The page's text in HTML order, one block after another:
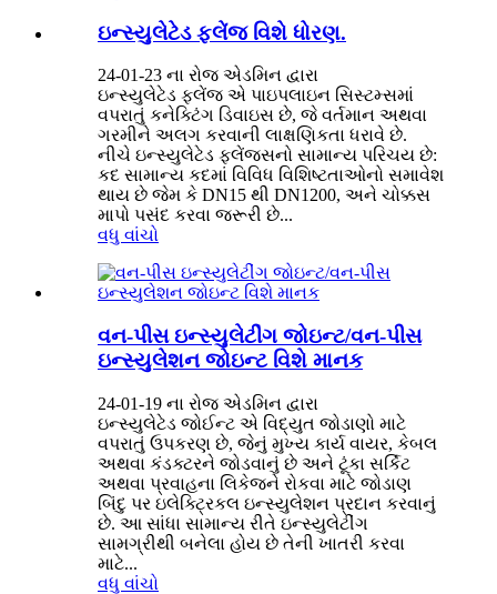
ઇન્સ્યુલેટેડ ફ્લેંજ વિશે ધોરણ.
24-01-23 ના રોજ એડમિન દ્વારા
ઇન્સ્યુલેટેડ ફ્લેંજ એ પાઇપલાઇન સિસ્ટમ્સમાં
વપરાતું કનેક્ટિંગ ડિવાઇસ છે, જે વર્તમાન અથવા
ગરમીને અલગ કરવાની લાક્ષણિકતા ધરાવે છે.
નીચે ઇન્સ્યુલેટેડ ફ્લેંજ્સનો સામાન્ય પરિચય છે:
કદ સામાન્ય કદમાં વિવિધ વિશિષ્ટતાઓનો સમાવેશ
થાય છે જેમ કે DN15 થી DN1200, અને ચોક્કસ
માપો પસંદ કરવા જરૂરી છે...
વધુ વાંચો
વન-પીસ ઇન્સ્યુલેટીંગ જોઇન્ટ/વન-પીસ
ઇન્સ્યુલેશન જોઇન્ટ વિશે માનક
24-01-19 ના રોજ એડમિન દ્વારા
ઇન્સ્યુલેટેડ જોઈન્ટ એ વિદ્યુત જોડાણો માટે
વપરાતું ઉપકરણ છે, જેનું મુખ્ય કાર્ય વાયર, કેબલ
અથવા કંડક્ટરને જોડવાનું છે અને ટૂંકા સર્કિટ
અથવા પ્રવાહના લિકેજને રોકવા માટે જોડાણ
બિંદુ પર ઇલેક્ટ્રિકલ ઇન્સ્યુલેશન પ્રદાન કરવાનું
છે. આ સાંધા સામાન્ય રીતે ઇન્સ્યુલેટીંગ
સામગ્રીથી બનેલા હોય છે તેની ખાતરી કરવા
માટે...
વધુ વાંચો